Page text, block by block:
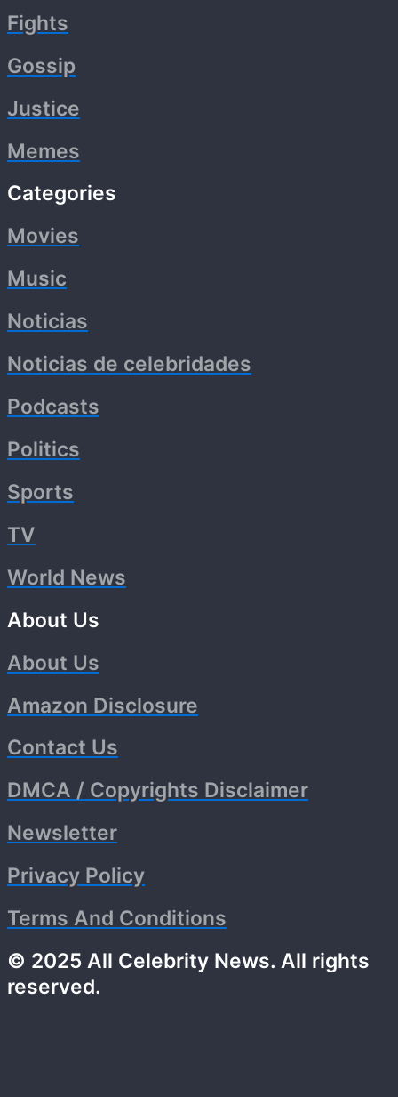
Fights
Gossip
Justice
Memes
Categories
Movies
Music
Noticias
Noticias de celebridades
Podcasts
Politics
Sports
TV
World News
About Us
About Us
Amazon Disclosure
Contact Us
DMCA / Copyrights Disclaimer
Newsletter
Privacy Policy
Terms And Conditions
© 2025 All Celebrity News. All rights
reserved.